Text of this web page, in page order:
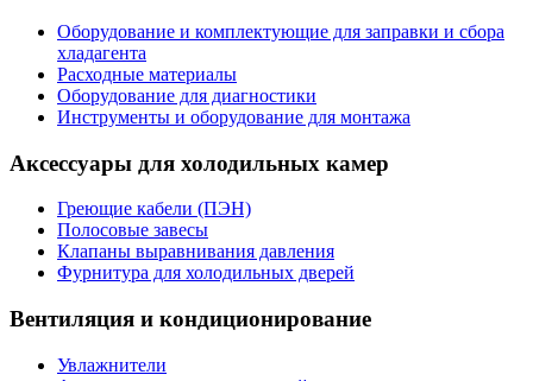
Оборудование и комплектующие для заправки и сбора
хладагента
Расходные материалы
Оборудование для диагностики
Инструменты и оборудование для монтажа
Аксессуары для холодильных камер
Греющие кабели (ПЭН)
Полосовые завесы
Клапаны выравнивания давления
Фурнитура для холодильных дверей
Вентиляция и кондиционирование
Увлажнители